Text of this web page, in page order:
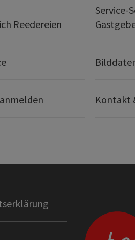
Reedereien
Service-
Kontakt